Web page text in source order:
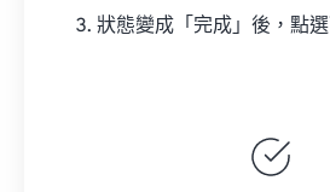
狀態變成「完成」後，點選